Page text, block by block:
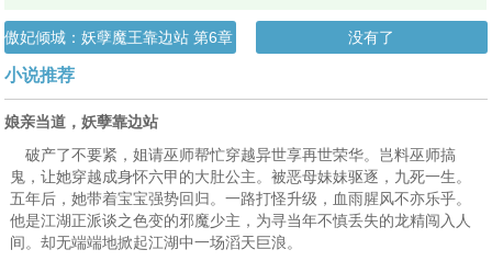
傲妃倾城：妖孽魔王靠边站 第6章 魔兽森林（2） 没有了
小说推荐
娘亲当道，妖孽靠边站
破产了不要紧，姐请巫师帮忙穿越异世享再世荣华。岂料巫师搞
鬼，让她穿越成身怀六甲的大肚公主。被恶母妹妹驱逐，九死一生。
五年后，她带着宝宝强势回归。一路打怪升级，血雨腥风不亦乐乎。
他是江湖正派谈之色变的邪魔少主，为寻当年不慎丢失的龙精闯入人
间。却无端端地掀起江湖中一场滔天巨浪。